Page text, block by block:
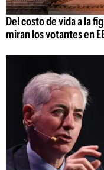
Del costo de vida a la
miran los votantes en